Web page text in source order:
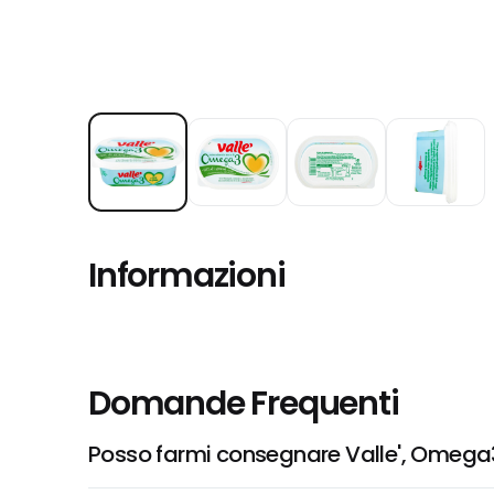
Informazioni
Domande Frequenti
Posso farmi consegnare Valle',